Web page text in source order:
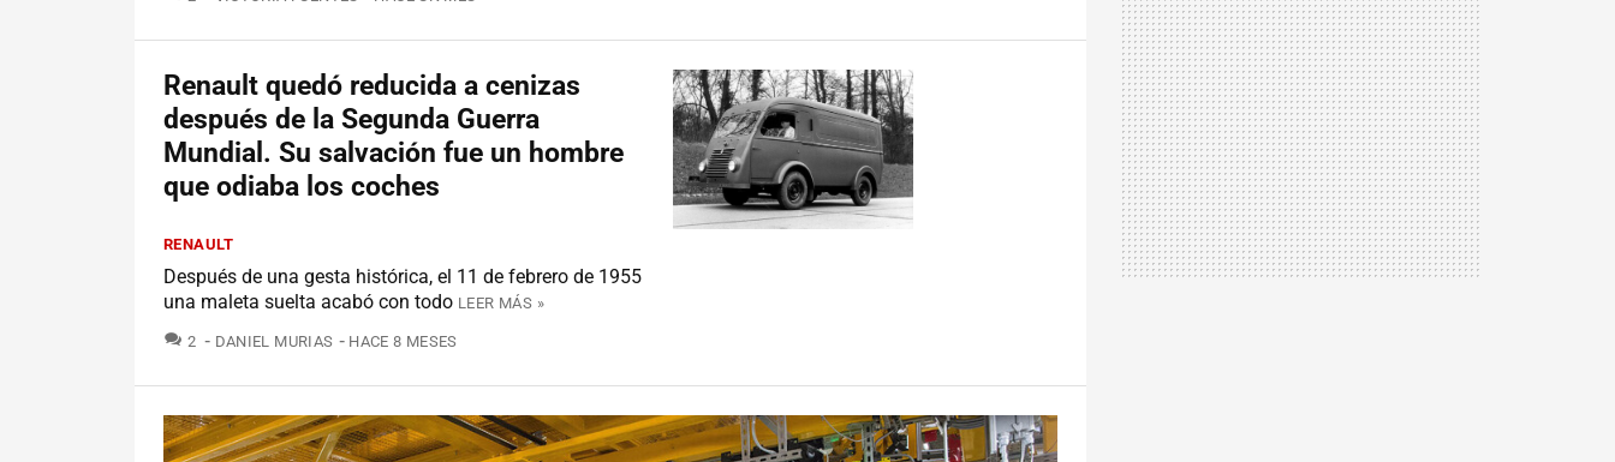
Renault quedó reducida a cenizas
después de la Segunda Guerra
Mundial. Su salvación fue un hombre
que odiaba los coches
RENAULT
Después de una gesta histórica, el 11 de febrero de 1955
una maleta suelta acabó con todo LEER MÁS »
2 COMENTARIOS
DANIEL MURIAS HACE 8 MESES